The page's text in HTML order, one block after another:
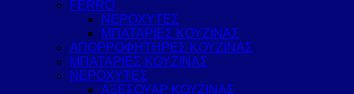
FERRO
ΝΕΡΟΧΥΤΕΣ
ΜΠΑΤΑΡΙΕΣ ΚΟΥΖΙΝΑΣ
ΑΠΟΡΡΟΦΗΤΗΡΕΣ ΚΟΥΖΙΝΑΣ
ΜΠΑΤΑΡΙΕΣ ΚΟΥΖΙΝΑΣ
ΝΕΡΟΧΥΤΕΣ
ΑΞΕΣΟΥΑΡ ΚΟΥΖΙΝΑΣ